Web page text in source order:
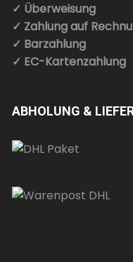
✓ Überweisung
✓ Zahlung auf
✓ Barzahlung
✓ EC-Kartenzahlung
ABHOLUNG &